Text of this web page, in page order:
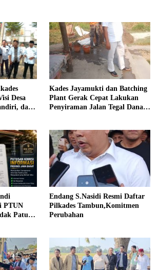
Desa
dan
Kades Jayamukti dan Batching
Plant Gerak Cepat Lakukan
Penyiraman Jalan Tegal Danas
PTUN
Patuhi
Endang S.Nasidi Resmi Daftar
Pilkades Tambun,Komitmen
Perubahan